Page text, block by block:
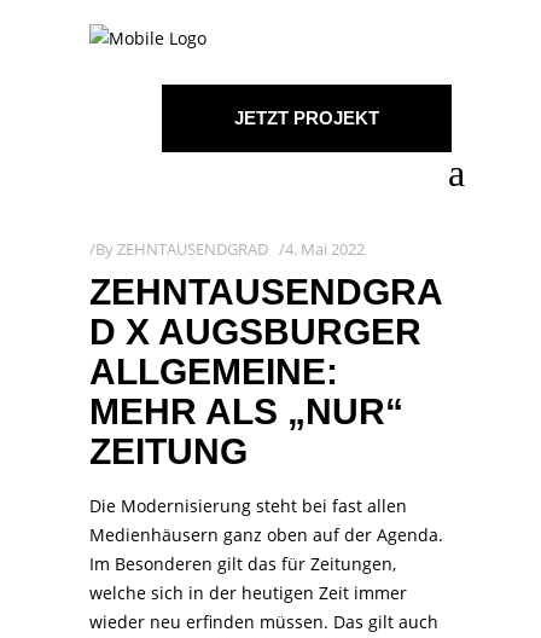
JETZT PROJEKT
ByZEHNTAUSENDGRAD 4. Mai 2022
ZEHNTAUSENDGRA
D X AUGSBURGER
ALLGEMEINE:
MEHR ALS „NUR“
ZEITUNG
Die Modernisierung steht bei fast allen
Medienhäusern ganz oben auf der Agenda.
Im Besonderen gilt das für Zeitungen,
welche sich in der heutigen Zeit immer
wieder neu erfinden müssen. Das gilt auch